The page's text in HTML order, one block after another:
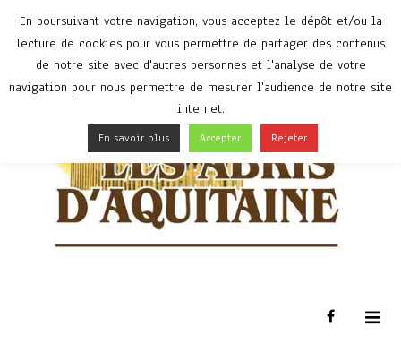
En poursuivant votre navigation, vous acceptez le dépôt et/ou la
lecture de cookies pour vous permettre de partager des contenus
de notre site avec d'autres personnes et l'analyse de votre
navigation pour nous permettre de mesurer l'audience de notre site
internet.
En savoir plus Accepter Rejeter